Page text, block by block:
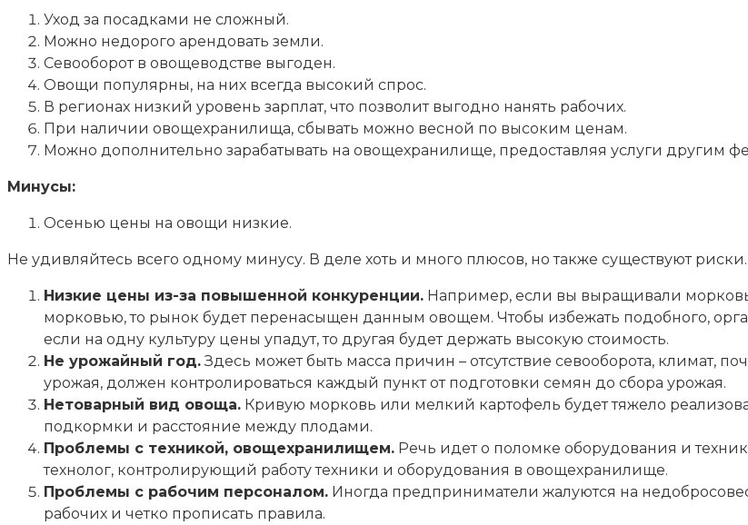
Уход за посадками не сложный.
Можно недорого арендовать земли.
Севооборот в овощеводстве выгоден.
Овощи популярны, на них всегда высокий спрос.
В регионах низкий уровень зарплат, что позволит выгодно нанять рабочих.
При наличии овощехранилища, сбывать можно весной по высоким ценам.
Можно дополнительно зарабатывать на овощехранилище, предоставляя услуги другим
Минусы:
Осенью цены на овощи низкие.
Не удивляйтесь всего одному минусу. В деле хоть и много плюсов, но также существуют
Низкие цены из-за повышенной конкуренции. Например, если вы выращивали
морковью, то рынок будет перенасыщен данным овощем. Чтобы избежать подобного,
если на одну культуру цены упадут, то другая будет держать высокую стоимость.
Не урожайный год.Здесь может быть масса причин – отсутствие севооборота, климат,
урожая, должен контролироваться каждый пункт от подготовки семян до сбора урожая.
Нетоварный вид овоща. Кривую морковь или мелкий картофель будет тяжело
подкормки и расстояние между плодами.
Проблемы с техникой, овощехранилищем. Речь идет о поломке оборудования и
технолог, контролирующий работу техники и оборудования в овощехранилище.
Проблемы с рабочим персоналом. Иногда предприниматели жалуются на
рабочих и четко прописать правила.